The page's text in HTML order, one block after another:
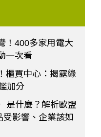
！400多家用電大
一次看
櫃買中心：揭露綠
加分
是什麼？解析歐盟
受影響、企業該如